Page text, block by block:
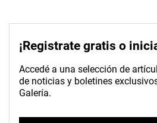
¡Registrate gratis o
Accedé a una selección de
de noticias y boletines
Galería.